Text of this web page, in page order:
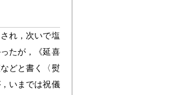
れ，次いで塩
たが，《延喜
どと書く〈熨
いまでは祝儀